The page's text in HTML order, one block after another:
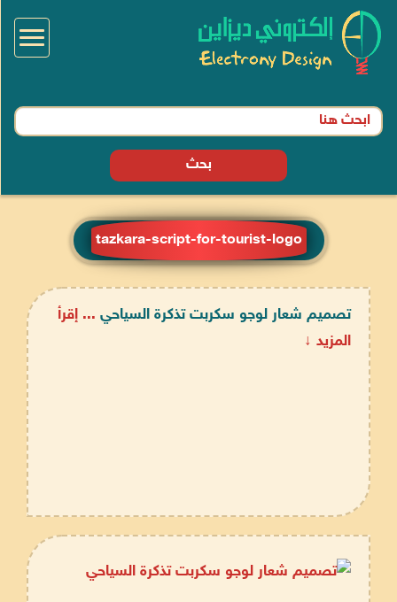
بحث
tazkara-script-for-tourist-logo
تصميم شعار لوجو سكربت تذكرة السياحي ... إقرأ
المزيد ↓